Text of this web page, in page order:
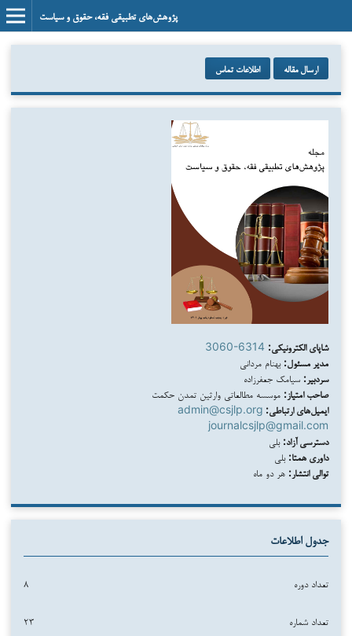
پژوهش‌های تطبیقی فقه، حقوق و سیاست
ارسال مقاله اطلاعات تماس
شاپای الکترونیکی: 3060-6314
مدیر مسئول: بهنام مردانی
سردبیر: سیامک جعفرزاده
صاحب امتیاز: موسسه مطالعاتی وارثین تمدن حکمت
ایمیل‌های ارتباطی: admin@csjlp.org
journalcsjlp@gmail.com
دسترسی آزاد: بلی
داوری همتا: بلی
توالی انتشار: هر دو ماه
جدول اطلاعات
تعداد دوره ۸
تعداد شماره ۲۳